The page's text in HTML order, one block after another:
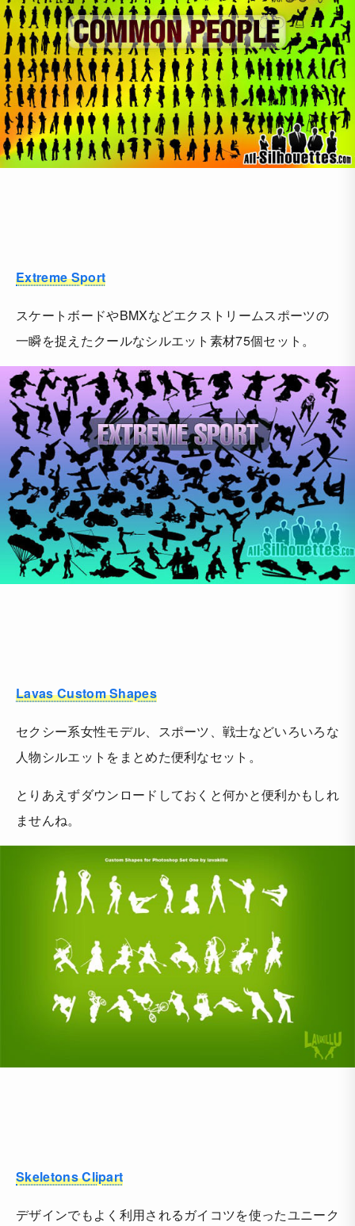
Extreme Sport
スケートボードやBMXなどエクストリームスポーツの
一瞬を捉えたクールなシルエット素材75個セット。
Lavas Custom Shapes
セクシー系女性モデル、スポーツ、戦士などいろいろな
人物シルエットをまとめた便利なセット。
とりあえずダウンロードしておくと何かと便利かもしれ
ませんね。
Skeletons Clipart
デザインでもよく利用されるガイコツを使ったユニーク